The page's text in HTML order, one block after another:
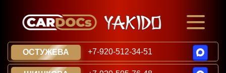
ОСТУЖЕВА +7-920-512-34-51